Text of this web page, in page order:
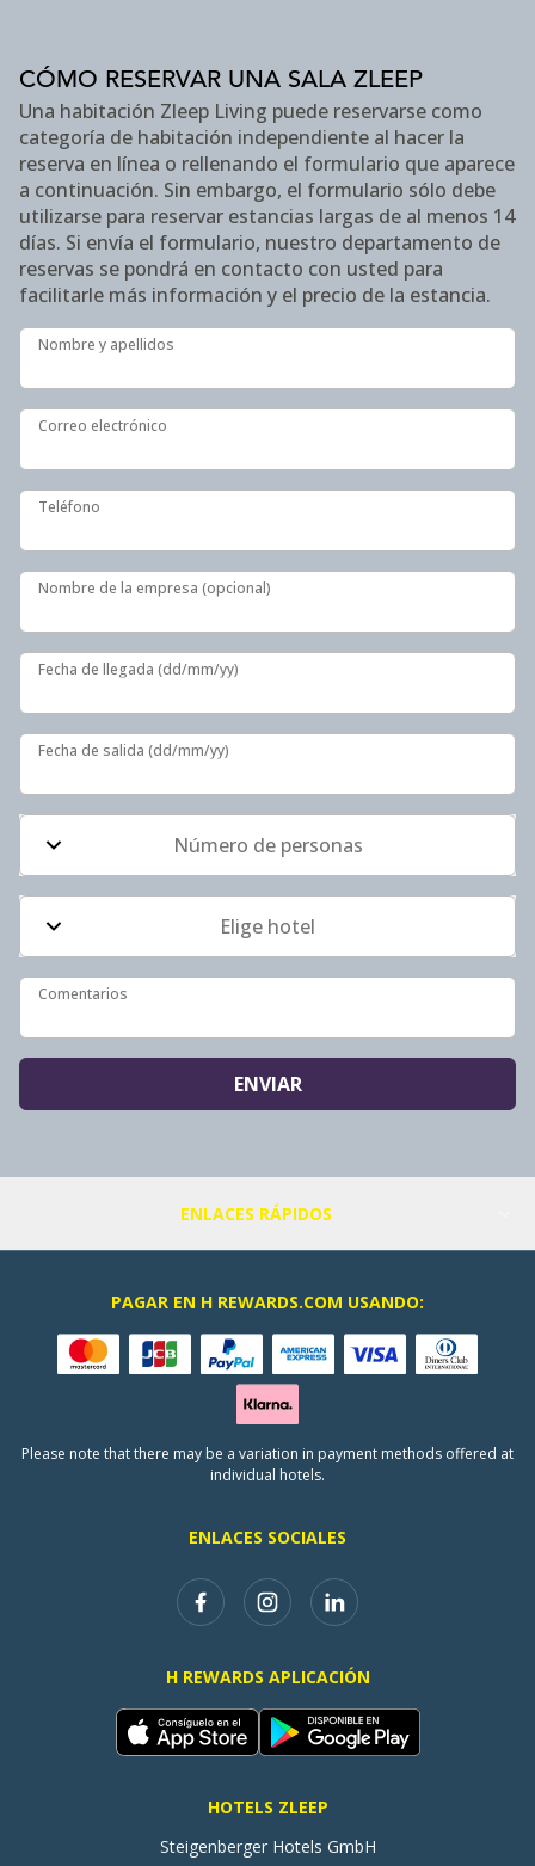
CÓMO RESERVAR UNA SALA ZLEEP
Una habitación Zleep Living puede reservarse como
categoría de habitación independiente al hacer la
reserva en línea o rellenando el formulario que aparece
a continuación. Sin embargo, el formulario sólo debe
utilizarse para reservar estancias largas de al menos 14
días. Si envía el formulario, nuestro departamento de
reservas se pondrá en contacto con usted para
facilitarle más información y el precio de la estancia.
Nombre y apellidos
Nombre y apellidos
Correo electrónico
Correo electrónico
Teléfono
Teléfono
Nombre de la empresa (opcional)
Nombre de la empresa (opcional)
Fecha de llegada (dd/mm/yy)
Fecha de llegada (dd/mm/yy)
Fecha de salida (dd/mm/yy)
Fecha de salida (dd/mm/yy)
Número de personas
Elige hotel
Comentarios
Comentarios
ENVIAR
ENLACES RÁPIDOS
ENLACES SOCIALES
H REWARDS APLICACIÓN
HOTELS ZLEEP
Steigenberger Hotels GmbH
PAGAR EN H REWARDS.COM USANDO:
Please note that there may be a variation in payment methods offered at
individual hotels.